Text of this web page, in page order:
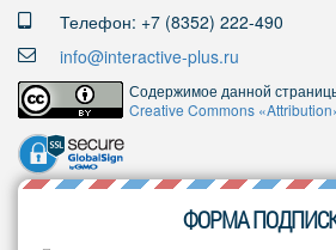
Телефон: +7 (8352) 222-490
info@interactive-plus.ru
Содержимое данной
Creative Commons
ФОРМА